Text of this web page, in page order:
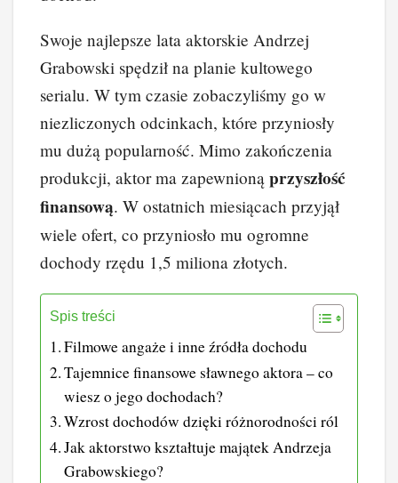
Swoje najlepsze lata aktorskie Andrzej
Grabowski spędził na planie kultowego
serialu. W tym czasie zobaczyliśmy go w
niezliczonych odcinkach, które przyniosły
mu dużą popularność. Mimo zakończenia
produkcji, aktor ma zapewnioną przyszłość
finansową. W ostatnich miesiącach przyjął
wiele ofert, co przyniosło mu ogromne
dochody rzędu 1,5 miliona złotych.
Spis treści
Filmowe angaże i inne źródła dochodu
Tajemnice finansowe sławnego aktora – co
wiesz o jego dochodach?
Wzrost dochodów dzięki różnorodności ról
Jak aktorstwo kształtuje majątek Andrzeja
Grabowskiego?